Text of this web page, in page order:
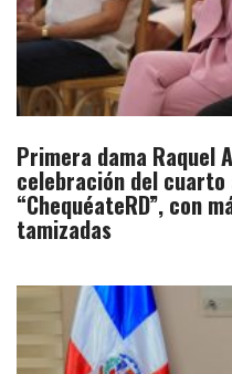
Primera dama Raquel
celebración del cuarto
“ChequéateRD”, con
tamizadas